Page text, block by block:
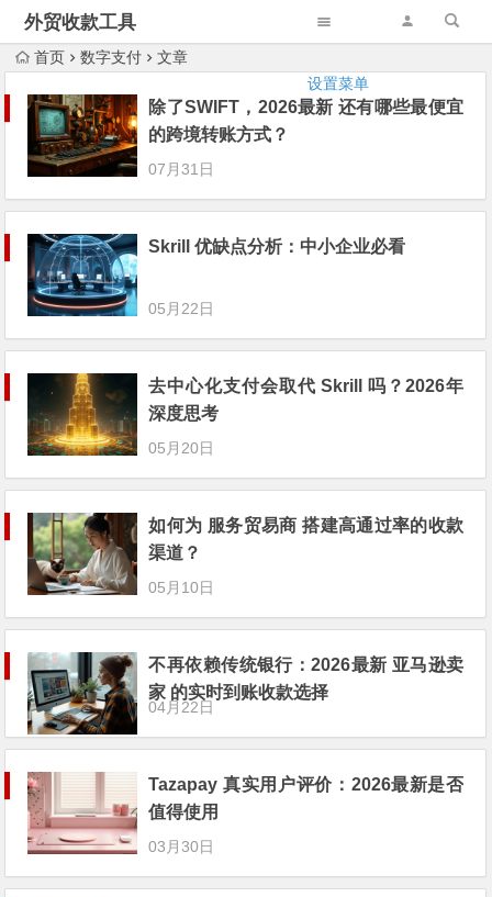
外贸收款工具
设置菜单
首页 数字支付 文章
除了SWIFT，2026最新 还有哪些最便宜
的跨境转账方式？
07月31日
Skrill 优缺点分析：中小企业必看
05月22日
去中心化支付会取代 Skrill 吗？2026年
深度思考
05月20日
如何为 服务贸易商 搭建高通过率的收款
渠道？
05月10日
不再依赖传统银行：2026最新 亚马逊卖
家 的实时到账收款选择
04月22日
Tazapay 真实用户评价：2026最新是否
值得使用
03月30日